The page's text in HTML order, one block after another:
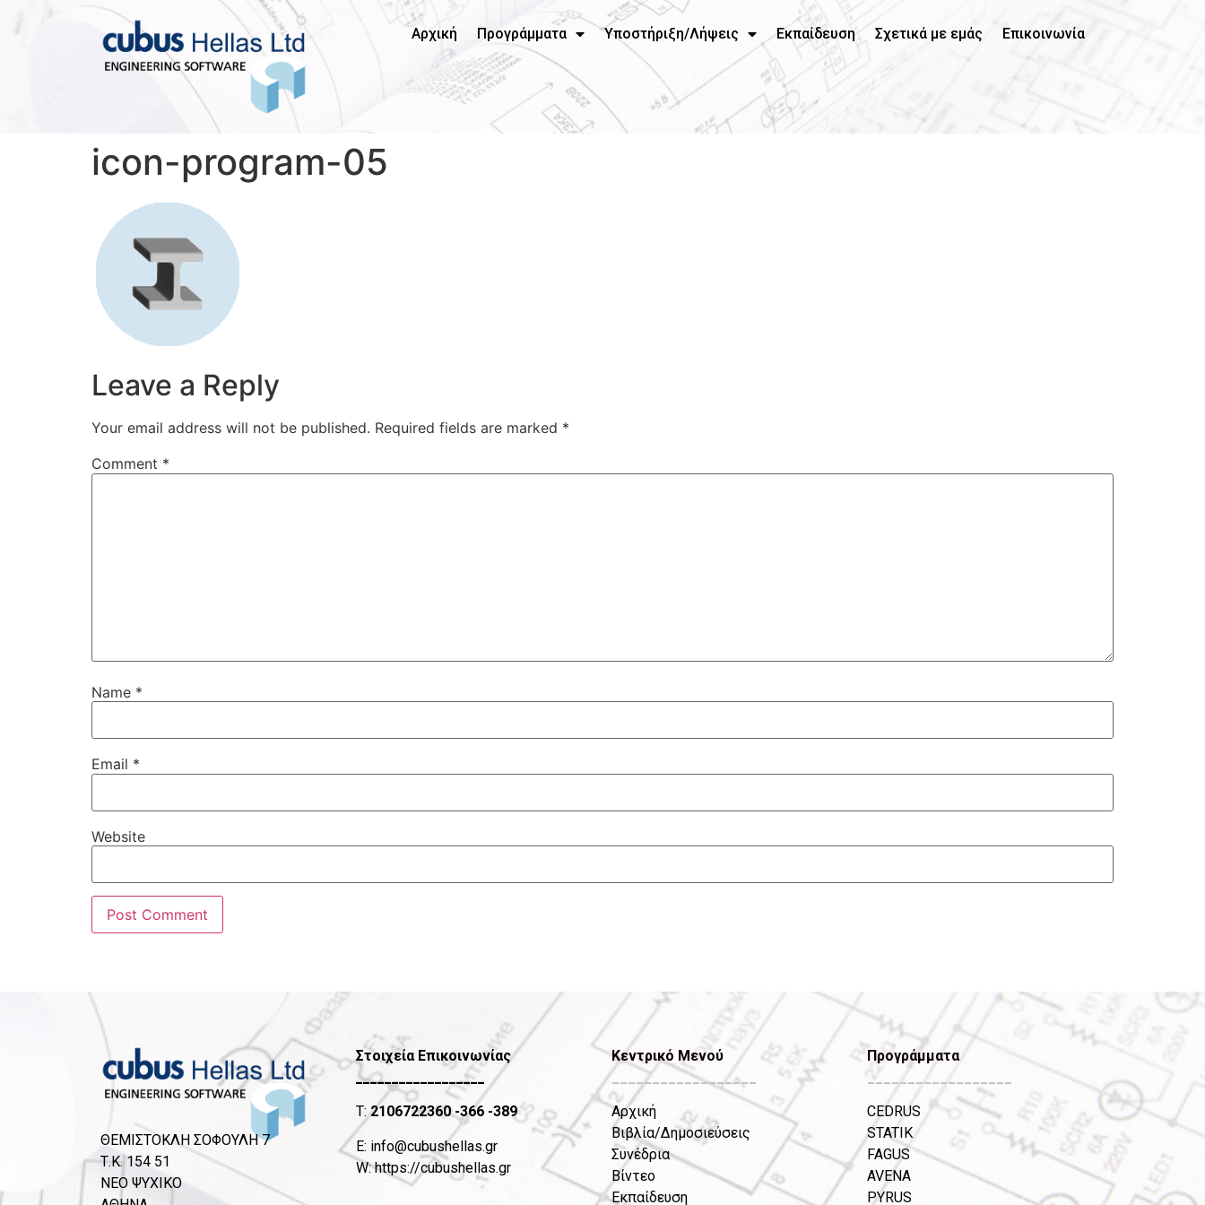
Αρχική Προγράμματα Υποστήριξη/Λήψεις Εκπαίδευση Σχετικά με εμάς Επικοινωνία
icon-program-05
Leave a Reply
Your email address will not be published. Required fields are marked *
Comment *
Name *
Email *
Website
ΘΕΜΙΣΤΟΚΛΗ ΣΟΦΟΥΛΗ 7
Τ.Κ. 154 51
ΝΕΟ ΨΥΧΙΚΟ
Στοιχεία Επικοινωνίας
__________________
T:2106722360-366 -389
Ε: info@cubushellas.gr
W:https://cubushellas.gr
Κεντρικό Μενού
__________________
Αρχική
Βιβλία/Δημοσιεύσεις
Συνέδρια
Βίντεο
Εκπαίδευση
Προγράμματα
__________________
CEDRUS
STATIK
FAGUS
AVENA
PYRUS